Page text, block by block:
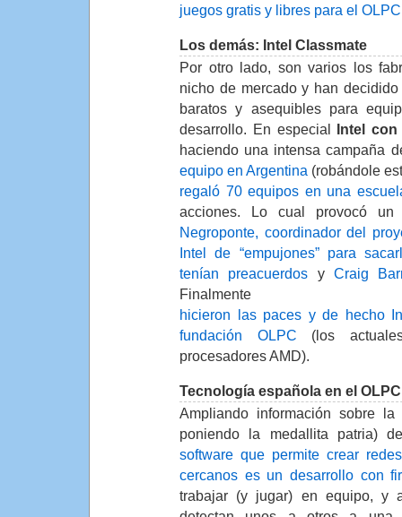
juegos gratis y libres para el OLPC
Los demás: Intel Classmate
Por otro lado, son varios los
nicho de mercado y han
baratos y asequibles para
desarrollo. En especial Intel con
haciendo una intensa campaña
equipo en Argentina (robándole
regaló 70 equipos en una
acciones. Lo cual provocó
Negroponte, coordinador del
Intel de “empujones” para
tenían preacuerdos y Craig
Finalmente
hicieron las paces y de hecho
fundación OLPC (los
procesadores AMD).
Tecnología española en el OLPC
Ampliando información sobre
poniendo la medallita patria)
software que permite crear
cercanos es un desarrollo con
trabajar (y jugar) en equipo, y